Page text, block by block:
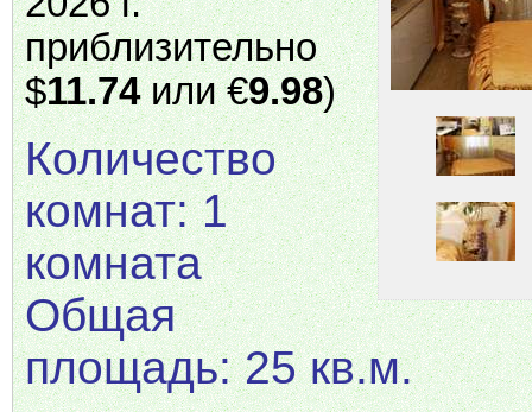
приблизительно
$11.74или €9.98)
Количество
комнат: 1
комната
Общая
площадь: 25 кв.м.